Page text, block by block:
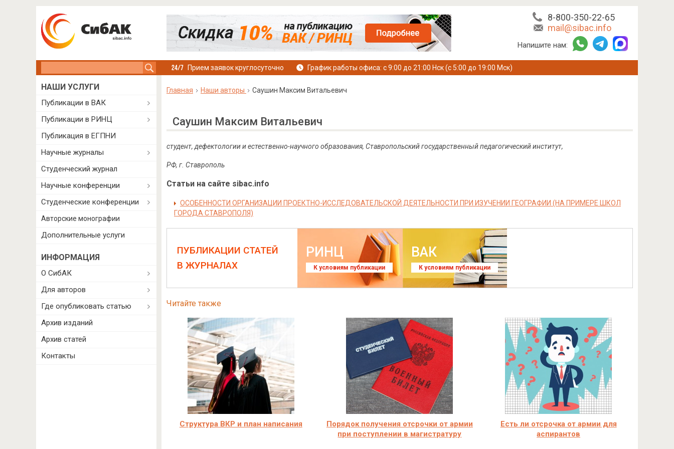
8-800-350-22-65
mail@sibac.info
Напишите нам:
Прием заявок круглосуточно График работы офиса: с 9:00 до 21:00 Нск (с 5:00 до 19:00 Мск)
Главная Наши авторы Саушин Максим Витальевич
Саушин Максим Витальевич
студент, дефектологии и естественно-научного образования, Ставропольский государственный педагогический институт,
РФ, г. Ставрополь
Статьи на сайте sibac.info
ОСОБЕННОСТИ ОРГАНИЗАЦИИ ПРОЕКТНО-ИССЛЕДОВАТЕЛЬСКОЙ ДЕЯТЕЛЬНОСТИ ПРИ ИЗУЧЕНИИ ГЕОГРАФИИ (НА ПРИМЕРЕ ШКОЛ
ГОРОДА СТАВРОПОЛЯ)
ПУБЛИКАЦИИ СТАТЕЙ
В ЖУРНАЛАХ
РИНЦ
К условиям публикации
ВАК
К условиям публикации
Читайте также
Структура ВКР и план написания
Порядок получения отсрочки от армии
при поступлении в магистратуру
Есть ли отсрочка от армии для
аспирантов
НАШИ УСЛУГИ
Публикации в ВАК
Публикации в РИНЦ
Публикация в ЕГПНИ
Научные журналы
Студенческий журнал
Научные конференции
Студенческие конференции
Авторские монографии
Дополнительные услуги
ИНФОРМАЦИЯ
О СибАК
Для авторов
Где опубликовать статью
Архив изданий
Архив статей
Контакты